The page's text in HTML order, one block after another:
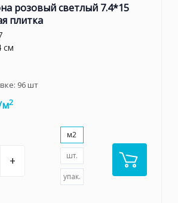
розовый светлый 7.4*15
плитка
см
96шт
м2
+
м2
шт.
упак.